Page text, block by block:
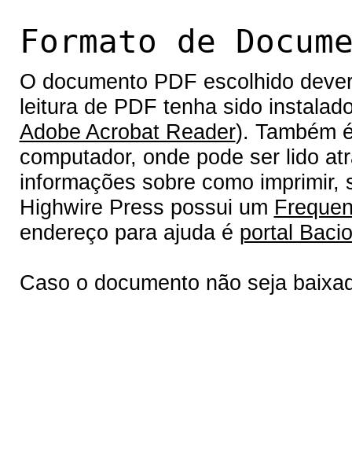
Formato de
O documento PDF escolhido
leitura de PDF tenha sido
Adobe Acrobat Reader). Também
computador, onde pode ser lido
informações sobre como
Highwire Press possui um
endereço para ajuda é portal
Caso o documento não seja